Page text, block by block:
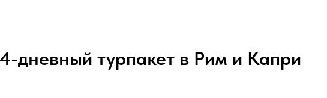
4-дневный турпакет в Рим и Капри